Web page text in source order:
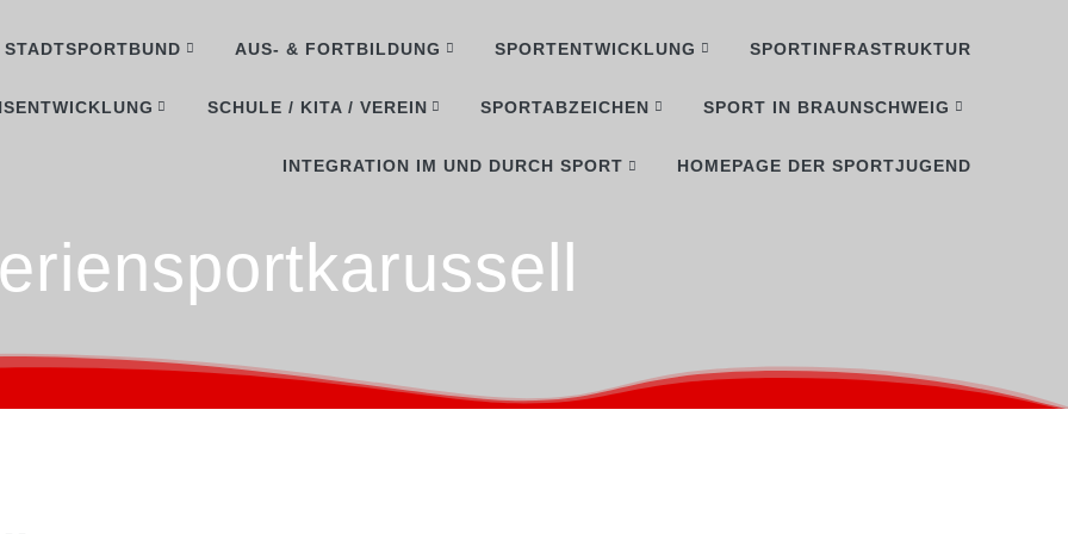
STADTSPORTBUND AUS- & FORTBILDUNG SPORTENTWICKLUNG SPORTINFRASTRUKTUR
SCHULE / KITA / VEREIN SPORTABZEICHEN SPORT IN BRAUNSCHWEIG
INTEGRATION IM UND DURCH SPORT HOMEPAGE DER SPORTJUGEND